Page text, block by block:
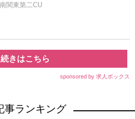
関東第二CU
続きはこちら
sponsored by 求人ボックス
事ランキング